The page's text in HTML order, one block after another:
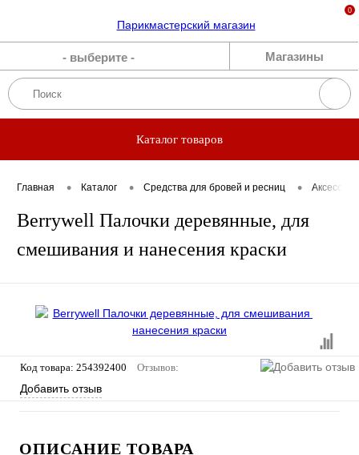
- выберите - Магазины
0
Бренды
Акции
О нас
Каталог товаров
Главная • Каталог • Средства для бровей и ресниц •
Berrywell Палочки деревянные, для
смешивания и нанесения краски
Код товара: 254392400 Отзывов:
Добавить отзыв
ОПИСАНИЕ ТОВАРА